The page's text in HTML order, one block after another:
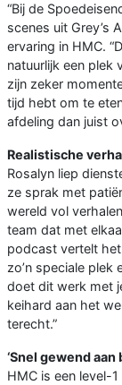
“Bij de
scenes uit Grey’s
ervaring in HMC.
natuurlijk een plek
zijn zeker
tijd hebt om te
afdeling dan juist
Realistische
Rosalyn liep
ze sprak met
wereld vol
team dat met
podcast vertelt
zo’n speciale
doet dit werk met
keihard aan het
terecht.”
‘Snel gewend aan
HMC is een level-